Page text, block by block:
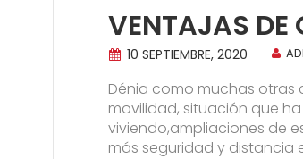
VENTAJAS DE
10 SEPTIEMBRE, 2020
Dénia como muchas
movilidad, situación que
viviendo,ampliaciones de
más seguridad y distancia